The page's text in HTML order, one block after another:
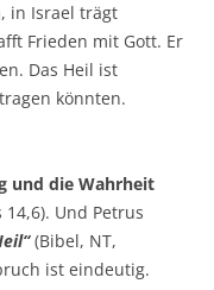
in Israel trägt
Frieden mit Gott. Er
Das Heil ist
könnten.
und die Wahrheit
14,6). Und Petrus
(Bibel, NT,
ist eindeutig.